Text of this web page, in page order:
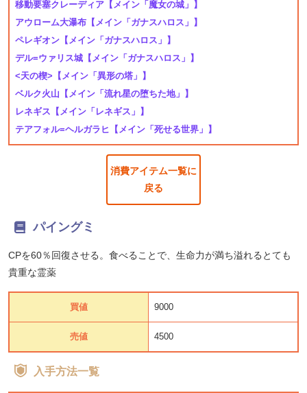
移動要塞クレーディア 【メイン「魔女の城」】
アウローム大瀑布 【メイン「ガナスハロス」】
ペレギオン 【メイン「ガナスハロス」】
デル=ウァリス城 【メイン「ガナスハロス」】
<天の楔> 【メイン「異形の塔」】
ベルク火山 【メイン「流れ星の堕ちた地」】
レネギス 【メイン「レネギス」】
テアフォル=ヘルガラヒ 【メイン「死せる世界」】
消費アイテム一覧に
戻る
パイングミ
CPを60％回復させる。食べることで、生命力が満ち溢れるとても
貴重な霊薬
買値 9000
売値 4500
入手方法一覧